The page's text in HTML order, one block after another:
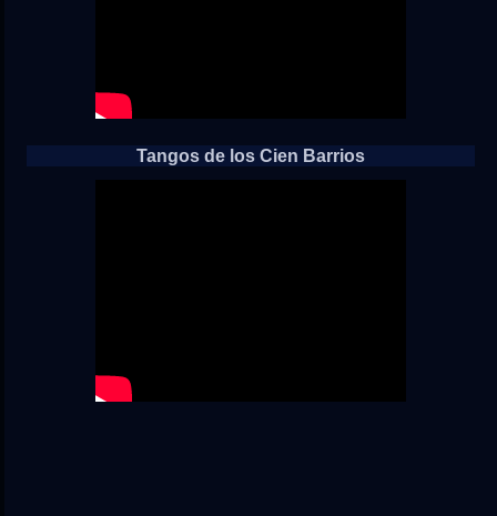
Tangos de los Cien Barrios